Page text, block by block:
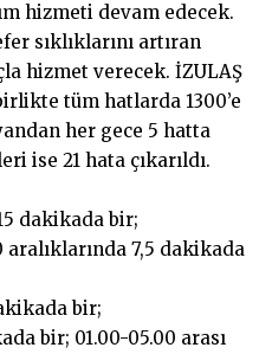
hizmeti devam edecek.
sıklıklarını artıran
hizmet verecek. İZULAŞ
tüm hatlarda 1300’e
her gece 5 hatta
ise 21 hata çıkarıldı.
dakikada bir;
aralıklarında 7,5 dakikada
bir;
bir; 01.00-05.00 arası